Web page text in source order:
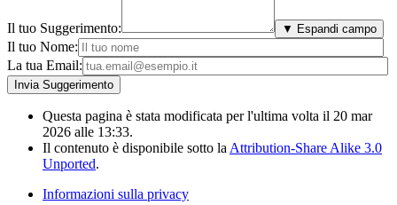
Il tuo Suggerimento: ▼ Espandi campo
Il tuo Nome:
La tua Email:
Questa pagina è stata modificata per l'ultima volta il 20 mar
2026 alle 13:33.
Il contenuto è disponibile sotto la Attribution-Share Alike 3.0
Unported.
Informazioni sulla privacy